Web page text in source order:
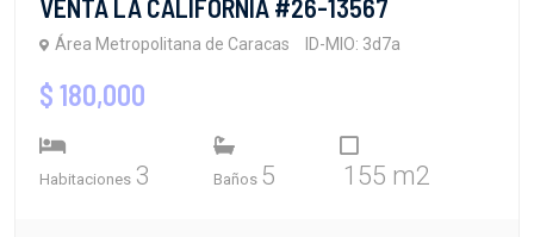
VENTA LA CALIFORNIA #26-13567
Área Metropolitana de Caracas ID-MIO: 3d7a
$ 180,000
Habitaciones 3 Baños 5 155 m2